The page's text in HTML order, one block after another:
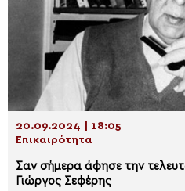
20.09.2024 | 18:05
Επικαιρότητα
Σαν σήμερα άφησε την
Γιώργος Σεφέρης